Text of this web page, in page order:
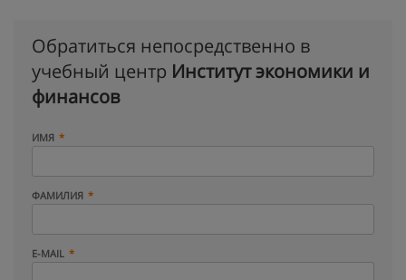
Обратиться непосредственно в
учебный центр Институт экономики и
финансов
ИМЯ
ФАМИЛИЯ
E-MAIL